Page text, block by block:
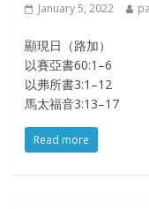
January 5, 2022
顯現日（路加）
以賽亞書60:1–6
以弗所書3:1–12
馬太福音3:13–17
Read more